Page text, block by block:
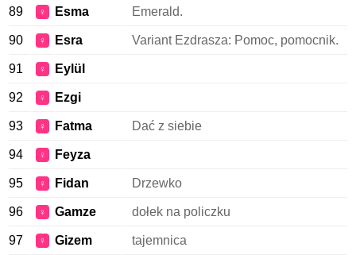
89 ♀ Esma Emerald.
90 ♀ Esra Variant Ezdrasza: Pomoc, pomocnik.
91 ♀ Eylül
92 ♀ Ezgi
93 ♀ Fatma Dać z siebie
94 ♀ Feyza
95 ♀ Fidan Drzewko
96 ♀ Gamze dołek na policzku
97 ♀ Gizem tajemnica